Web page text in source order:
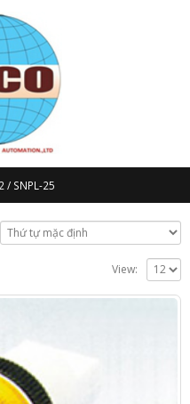
/ SNPL-25
View: